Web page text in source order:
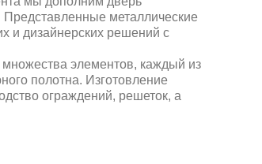
металлические
и дизайнерских решений с
множества элементов, каждый из
полотна. Изготовление
ограждений, решеток, а